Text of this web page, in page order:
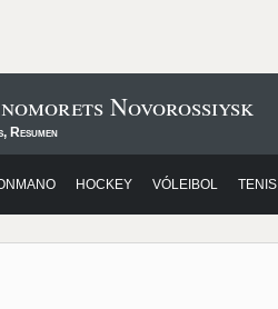
Novorossiysk
Resumen
HOCKEY VÓLEIBOL TENIS